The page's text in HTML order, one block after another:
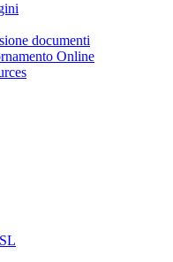
documenti
Online